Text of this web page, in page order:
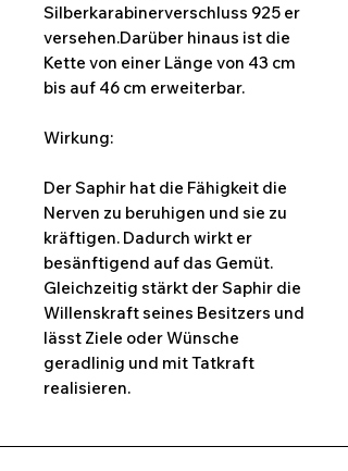
Silberkarabinerverschluss 925 er
versehen.Darüber hinaus ist die
Kette von einer Länge von 43 cm
bis auf 46 cm erweiterbar.
Wirkung:
Der Saphir hat die Fähigkeit die
Nerven zu beruhigen und sie zu
kräftigen. Dadurch wirkt er
besänftigend auf das Gemüt.
Gleichzeitig stärkt der Saphir die
Willenskraft seines Besitzers und
lässt Ziele oder Wünsche
geradlinig und mit Tatkraft
realisieren.